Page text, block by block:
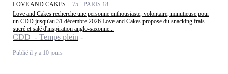
LOVE AND CAKES - 75 - PARIS 18
Love and Cakes recherche une personne enthousiaste, volontaire, minutieuse pour
un CDD jusqu'au 31 décembre 2026 Love and Cakes propose du snacking frais
sucré et salé d'inspiration anglo-saxonne...
CDD - Temps plein
Publié il y a 10 jours